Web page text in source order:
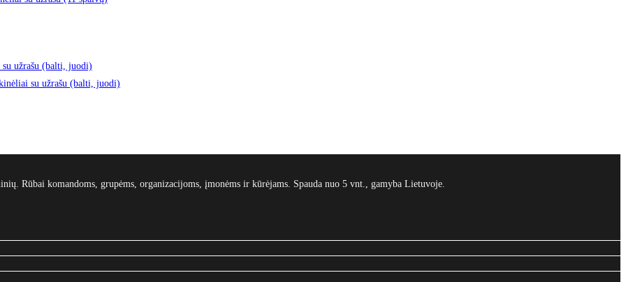
Rūbai komandoms, grupėms, organizacijoms, įmonėms ir kūrėjams. Spauda nuo 5 vnt., gamyba Lietuvoje.